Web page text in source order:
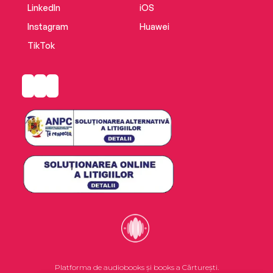
LinkedIn
Instagram
TikTok
iOS
Huawei
Platforma de audiobooks și books a Cărturești.